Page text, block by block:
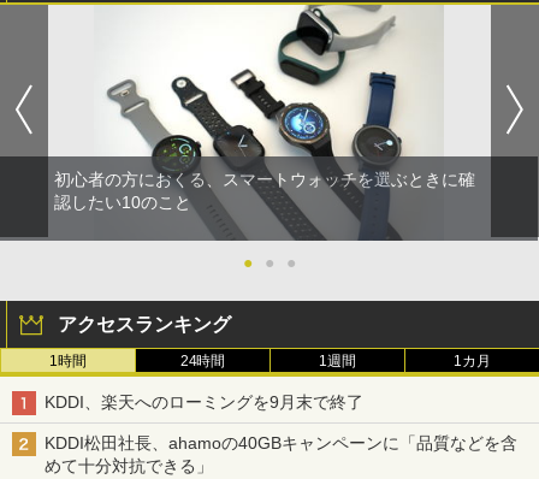
初心者の方におくる、スマートウォッチを選ぶときに確
認したい10のこと
● ● ●
アクセスランキング
1時間 24時間 1週間 1カ月
KDDI、楽天へのローミングを9月末で終了
KDDI松田社長、ahamoの40GBキャンペーンに「品質などを含
めて十分対抗できる」